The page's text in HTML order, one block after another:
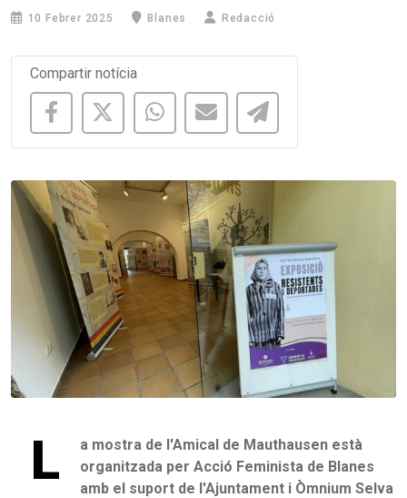
10 Febrer 2025 Blanes Redacció
Compartir notícia
L
a mostra de l'Amical de Mauthausen està
organitzada per Acció Feminista de Blanes
amb el suport de l'Ajuntament i Òmnium Selva